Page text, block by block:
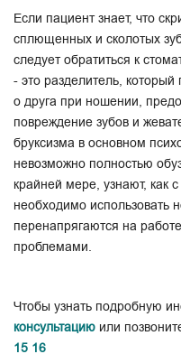
Если пациент знает, что
сплющенных и сколотых
следует обратиться к
- это разделитель,
о друга при ношении,
повреждение зубов и
бруксизма в основном
невозможно полностью
крайней мере, узнают, как
необходимо использовать
перенапрягаются на
проблемами.
Чтобы узнать подробную
консультацию или
15 16